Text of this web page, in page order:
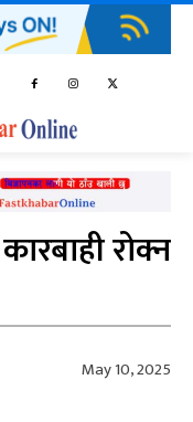
रोक्न
May 10, 2025